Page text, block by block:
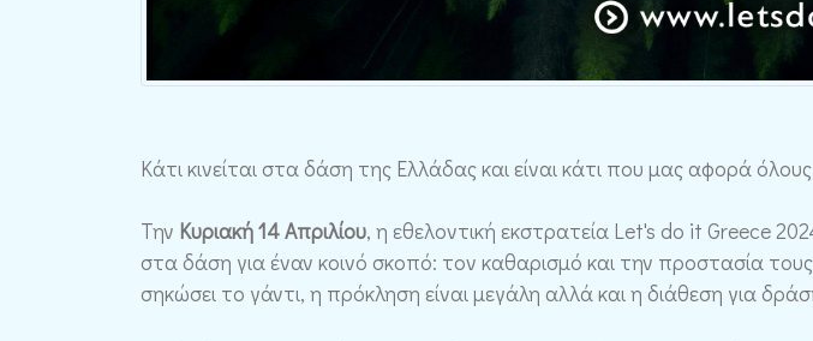
Κάτι κινείται στα δάση της Ελλάδας και είναι κάτι που μας αφορά
Την Κυριακή 14 Απριλίου, η εθελοντική εκστρατεία Let's do it Greece
στα δάση για έναν κοινό σκοπό: τον καθαρισμό και την προστασία
σηκώσει το γάντι, η πρόκληση είναι μεγάλη αλλά και η διάθεση για